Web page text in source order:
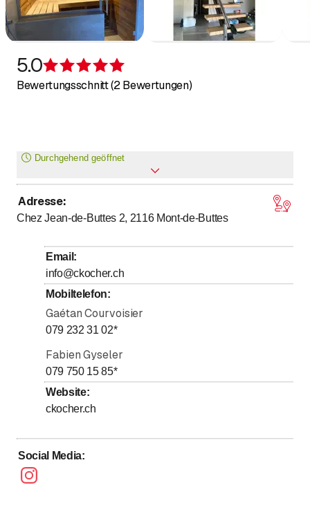
5.0
Bewertungsschnitt (2 Bewertungen)
Durchgehend geöffnet
Montag
Ganztags geöffnet
Dienstag
Ganztags geöffnet
Mittwoch
Ganztags geöffnet
Donnerstag
Freitag
Samstag
Sonntag
Adresse:
Chez Jean-de-Buttes 2, 2116 Mont-de-Buttes
Email :
info@ckocher.ch
Mobiltelefon:
Gaétan Courvoisier
079 232 31 02*
Fabien Gyseler
079 750 15 85*
Website:
ckocher.ch
Social Media: